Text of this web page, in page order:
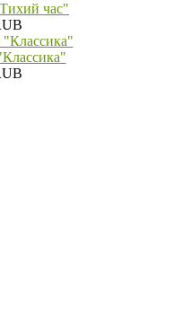
час"